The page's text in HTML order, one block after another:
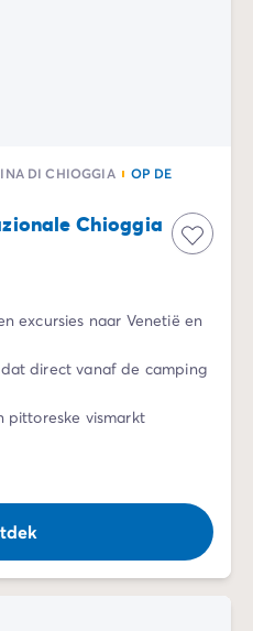
DI CHIOGGIA
OP DE
Chioggia
excursies naar Venetië en
direct vanaf de camping
pittoreske vismarkt